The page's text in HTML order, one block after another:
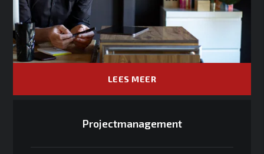
LEES MEER
Projectmanagement